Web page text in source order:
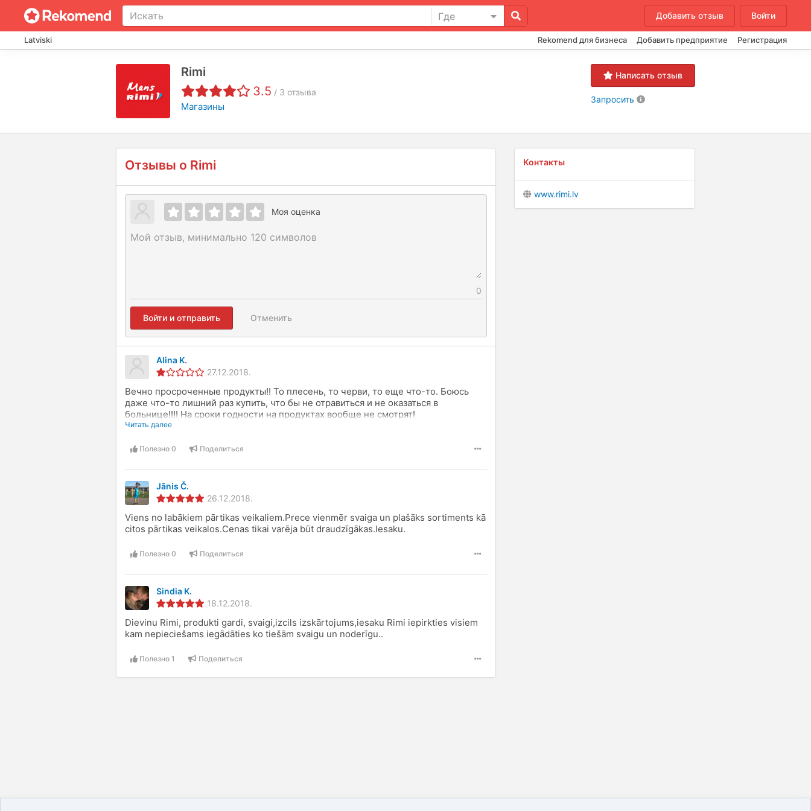
Где Добавить отзыв Войти
Latviski Rekomend для бизнеса Добавить предприятие Регистрация
Rimi
3.5 / 3 отзыва
Магазины
Написать отзыв
Запросить
Отзывы о Rimi
Моя оценка
0
Войти и отправить Отменить
Alina K.
27.12.2018.
Читать далее
Вечно просроченные продукты!! То плесень, то черви, то еще что-то. Боюсь
даже что-то лишний раз купить, что бы не отравиться и не оказаться в
больнице!!!! На сроки годности на продуктах вообще не смотрят!
Полезно 0 Поделиться
Jānis Č.
26.12.2018.
Viens no labākiem pārtikas veikaliem.Prece vienmēr svaiga un plašāks sortiments kā
citos pārtikas veikalos.Cenas tikai varēja būt draudzīgākas.Iesaku.
Полезно 0 Поделиться
Sindia K.
18.12.2018.
Dievinu Rimi, produkti gardi, svaigi,izcils izskārtojums,iesaku Rimi iepirkties visiem
kam nepieciešams iegādāties ko tiešām svaigu un noderīgu..
Полезно 1 Поделиться
Контакты
www.rimi.lv